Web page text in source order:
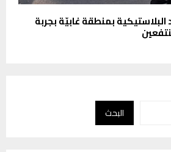
البلاستيكية بمنطقة غابيّة بجربة
البحث